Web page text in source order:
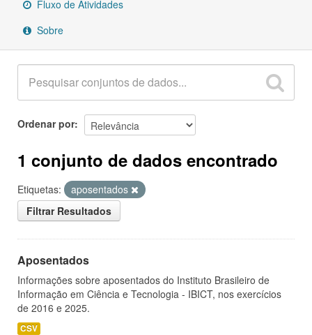
Fluxo de Atividades
Sobre
Ordenar por
1 conjunto de dados encontrado
Etiquetas:
aposentados
Filtrar Resultados
Aposentados
Informações sobre aposentados do Instituto Brasileiro de
Informação em Ciência e Tecnologia - IBICT, nos exercícios
de 2016 e 2025.
CSV